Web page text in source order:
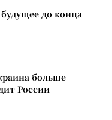
до конца
больше
России